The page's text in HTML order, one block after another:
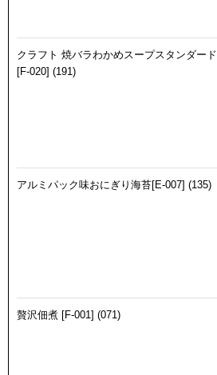
クラフト 焼バラわかめスープスタンダード
[F-020] (191)
アルミパック味おにぎり海苔[E-007] (135)
贅沢佃煮 [F-001] (071)